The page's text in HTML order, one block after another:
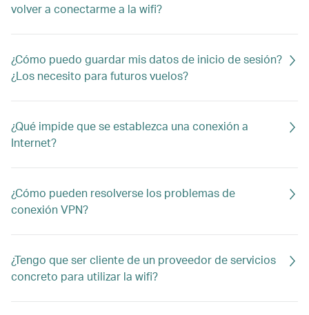
volver a conectarme a la wifi?
¿Cómo puedo guardar mis datos de inicio de sesión?
¿Los necesito para futuros vuelos?
¿Qué impide que se establezca una conexión a
Internet?
¿Cómo pueden resolverse los problemas de
conexión VPN?
¿Tengo que ser cliente de un proveedor de servicios
concreto para utilizar la wifi?